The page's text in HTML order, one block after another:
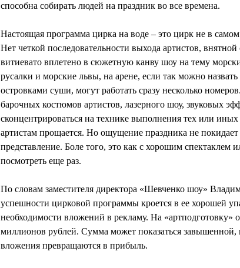
способна собирать людей на праздник во все времена.
Настоящая программа цирка на воде – это цирк не в
Нет четкой последовательности выхода артистов,
витиевато вплетено в сюжетную канву шоу на тему
русалки и морские львы, на арене, если так можно
островками суши, могут работать сразу несколько
барочных костюмов артистов, лазерного шоу, звуковых
сконцентрироваться на технике выполнения тех или
артистам прощается. Но ощущение праздника не покидает
представление. Боле того, это как с хорошим спектаклем
посмотреть еще раз.
По словам заместителя директора «Шевченко шоу»
успешности цирковой программы кроется в ее хорошей
необходимости вложений в рекламу. На «артподготовку»
миллионов рублей. Сумма может показаться завышенной,
вложения превращаются в прибыль.